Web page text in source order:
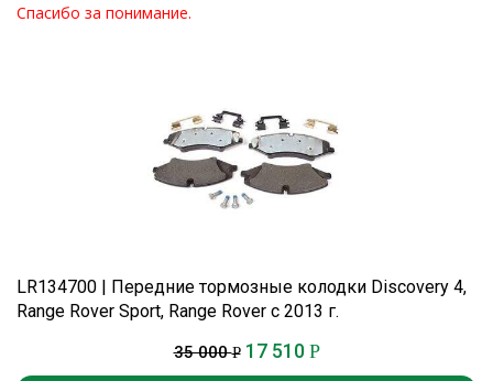
Спасибо за понимание.
LR134700 | Передние тормозные колодки Discovery 4,
Range Rover Sport, Range Rover с 2013 г.
35 000Р 17 510 Р